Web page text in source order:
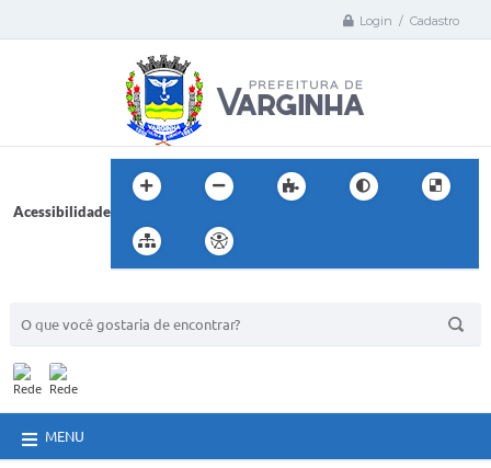
Login / Cadastro
Acessibilidade
MENU